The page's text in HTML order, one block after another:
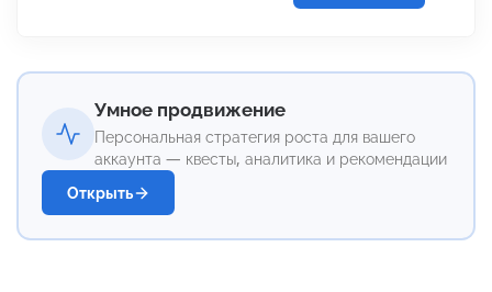
Умное продвижение
Персональная стратегия роста для вашего
аккаунта — квесты, аналитика и рекомендации
Открыть